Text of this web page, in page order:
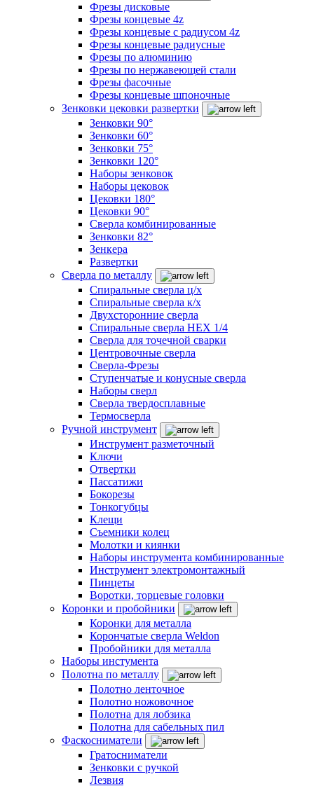
Фрезы дисковые
Фрезы концевые 4z
Фрезы концевые с радиусом 4z
Фрезы концевые радиусные
Фрезы по алюминию
Фрезы по нержавеющей стали
Фрезы фасочные
Фрезы концевые шпоночные
Зенковки цековки развертки
Зенковки 90°
Зенковки 60°
Зенковки 75°
Зенковки 120°
Наборы зенковок
Наборы цековок
Цековки 180°
Цековки 90°
Сверла комбинированные
Зенковки 82°
Зенкера
Развертки
Сверла по металлу
Спиральные сверла ц/х
Спиральные сверла к/х
Двухсторонние сверла
Спиральные сверла HEX 1/4
Сверла для точечной сварки
Центровочные сверла
Сверла-Фрезы
Ступенчатые и конусные сверла
Наборы сверл
Сверла твердосплавные
Термосверла
Ручной инструмент
Инструмент разметочный
Ключи
Отвертки
Пассатижи
Бокорезы
Тонкогубцы
Клещи
Съемники колец
Молотки и киянки
Наборы инструмента комбинированные
Инструмент электромонтажный
Пинцеты
Воротки, торцевые головки
Коронки и пробойники
Коронки для металла
Корончатые сверла Weldon
Пробойники для металла
Наборы инстумента
Полотна по металлу
Полотно ленточное
Полотно ножовочное
Полотна для лобзика
Полотна для сабельных пил
Фаскосниматели
Гратосниматели
Зенковки с ручкой
Лезвия